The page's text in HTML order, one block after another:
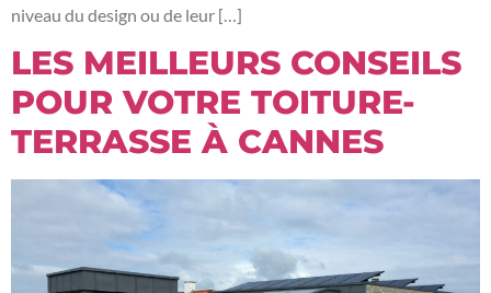
niveau du design ou de leur […]
LES MEILLEURS CONSEILS
POUR VOTRE TOITURE-
TERRASSE À CANNES